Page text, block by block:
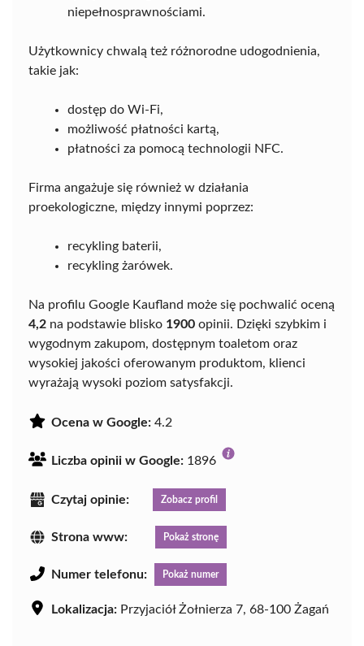
niepełnosprawnościami.
Użytkownicy chwalą też różnorodne udogodnienia,
takie jak:
dostęp do Wi-Fi,
możliwość płatności kartą,
płatności za pomocą technologii NFC.
Firma angażuje się również w działania
proekologiczne, między innymi poprzez:
recykling baterii,
recykling żarówek.
Na profilu Google Kaufland może się pochwalić oceną
4,2 na podstawie blisko 1900 opinii. Dzięki szybkim i
wygodnym zakupom, dostępnym toaletom oraz
wysokiej jakości oferowanym produktom, klienci
wyrażają wysoki poziom satysfakcji.
Ocena w Google: 4.2
Liczba opinii w Google: 1896
Czytaj opinie: Zobacz profil
Strona www: Pokaż stronę
Numer telefonu: Pokaż numer
Lokalizacja: Przyjaciół Żołnierza 7, 68-100 Żagań